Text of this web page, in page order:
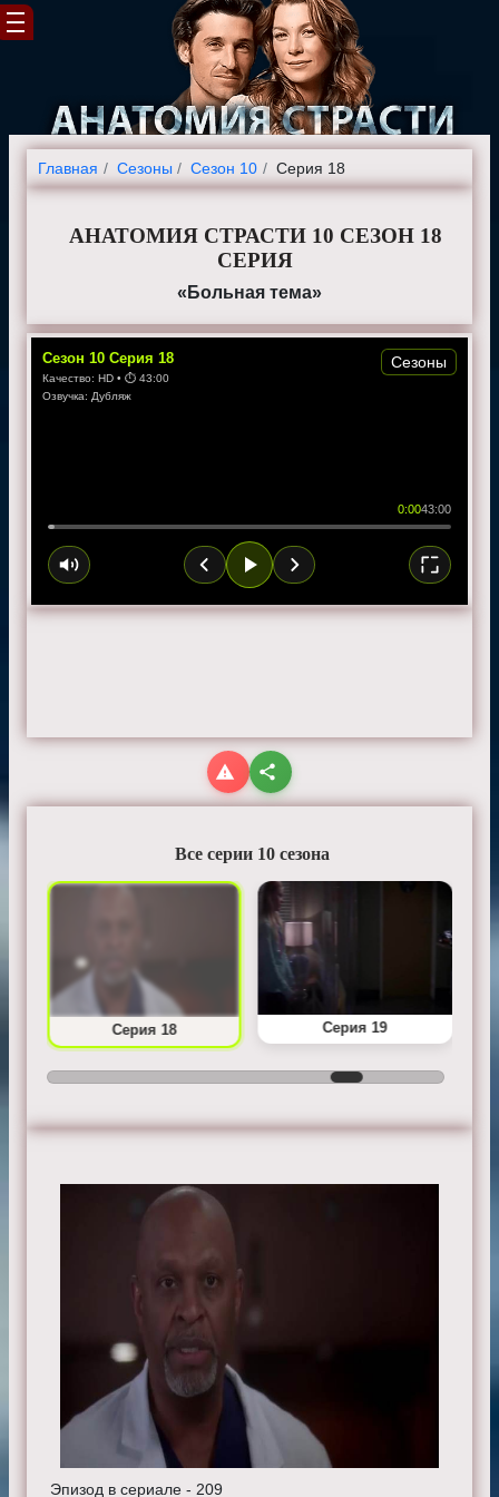
Главная Cезоны Сезон 10 Серия 18
АНАТОМИЯ СТРАСТИ 10 СЕЗОН 18
СЕРИЯ
«Больная тема»
Сезон 10 Серия 18
Качество: HD • ⏱ 43:00
Озвучка: Дубляж
0:0043:00
Сезоны
Все серии 10 сезона
Серия 18 Серия 19
Эпизод в сериале - 209